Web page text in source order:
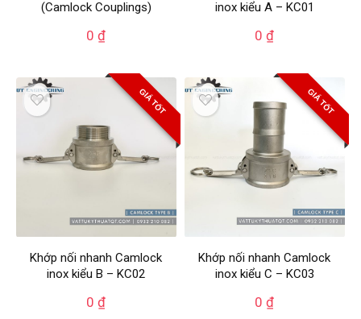
(Camlock Couplings)
0₫
inox kiểu A – KC01
0₫
GIÁ TỐT
Khớp nối nhanh Camlock
inox kiểu B – KC02
0₫
GIÁ TỐT
Khớp nối nhanh Camlock
inox kiểu C – KC03
0₫